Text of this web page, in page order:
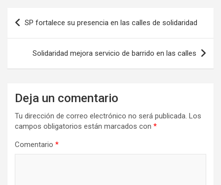
Navegación
de
entradas
SP fortalece su presencia en las calles de solidaridad
Solidaridad mejora servicio de barrido en las calles
Deja un comentario
Tu dirección de correo electrónico no será publicada. Los
campos obligatorios están marcados con *
Comentario *